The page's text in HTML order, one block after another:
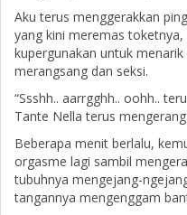
Aku terus menggerakkan
yang kini meremas
kupergunakan untuk
merangsang dan seksi.
“Ssshh.. aarrgghh.. oohh..
Tante Nella terus mengerang.
Beberapa menit berlalu,
orgasme lagi sambil
tubuhnya mengejang-
tangannya mengenggam